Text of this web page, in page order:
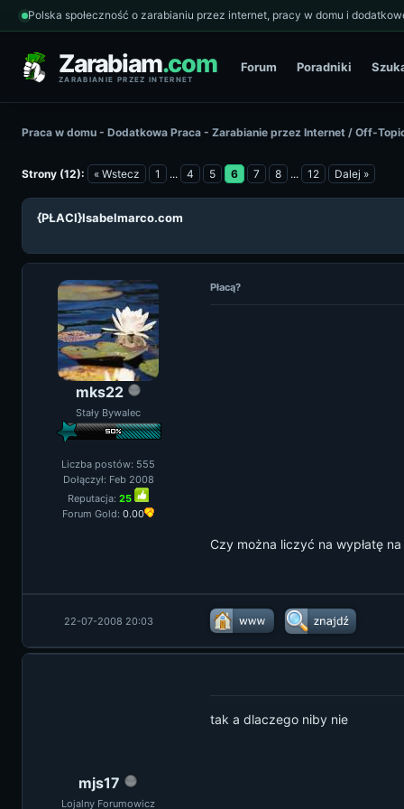
Polska społeczność o zarabianiu przez internet, pracy w domu i
Zarabiam.com
ZARABIANIE PRZEZ INTERNET
Forum Poradniki
Praca w domu - Dodatkowa Praca - Zarabianie przez Internet / Off-
Strony (12): « Wstecz 1 ... 4 5 6 7 8 ... 12 Dalej »
{PŁACI}Isabelmarco.com
mks22
Stały Bywalec
Liczba postów: 555
Dołączył: Feb 2008
Reputacja: 25
Forum Gold: 0.00
Płacą?
Czy można liczyć na wypłatę
22-07-2008 20:03
mjs17
Lojalny Forumowicz
tak a dlaczego niby nie